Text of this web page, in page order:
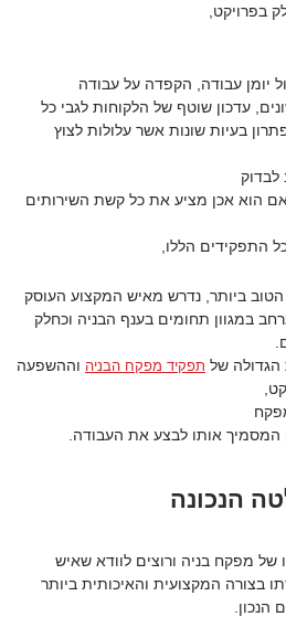
בפרויקט,
יומן עבודה, הקפדה על עבודה
עדכון שוטף של הלקוחות לגבי כל
בעיות שונות אשר עלולות לצוץ
לבדוק
הוא אכן מציע את כל קשת השירותים
התפקידים הללו,
ביותר, נדרש מאיש המקצוע העוסק
במגוון תחומים בענף הבניה וכחלק
הגדולה של תפקיד מפקח הבניה וההשפעה
המסמיך אותו לבצע את העבודה.
הנכונה
מפקח בניה ורוצים לוודא שאיש
בצורה המקצועית והאיכותית ביותר